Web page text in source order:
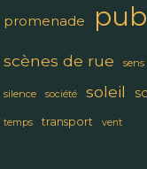
promenade
scènes de rue sens
silence société soleil
temps transport vent